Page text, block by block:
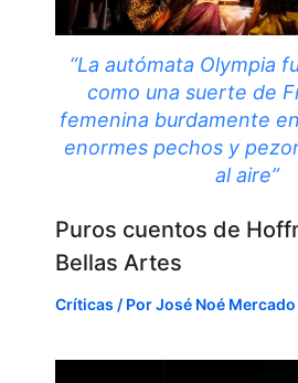
“La autómata Olympia
como una suerte de
femenina burdamente
enormes pechos y
al aire”
Puros cuentos de
Bellas Artes
Críticas / PorJosé Noé Mercado